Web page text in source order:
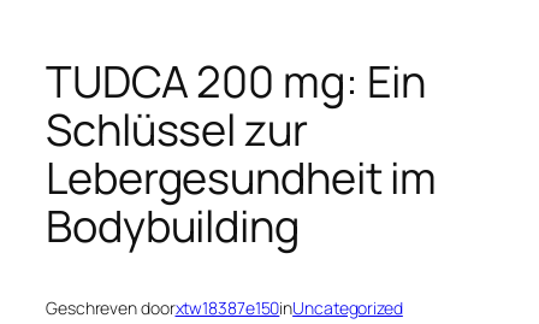
TUDCA 200 mg: Ein
Schlüssel zur
Lebergesundheit im
Bodybuilding
Geschreven doorxtw18387e150inUncategorized